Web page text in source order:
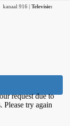
kanaal 916 | Televisie:
×